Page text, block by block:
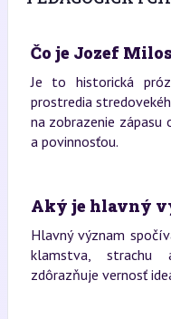
Čo je Jozef
Je to historická
prostredia
na zobrazenie
a povinnosťou.
Aký je hlavný
Hlavný význam
klamstva, strachu
zdôrazňuje vernosť